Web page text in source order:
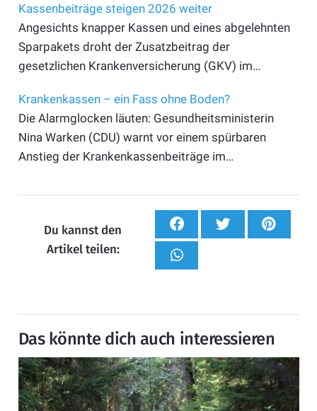
Kassenbeiträge steigen 2026 weiter
Angesichts knapper Kassen und eines abgelehnten
Sparpakets droht der Zusatzbeitrag der
gesetzlichen Krankenversicherung (GKV) im…
Krankenkassen – ein Fass ohne Boden?
Die Alarmglocken läuten: Gesundheitsministerin
Nina Warken (CDU) warnt vor einem spürbaren
Anstieg der Krankenkassenbeiträge im…
Du kannst den
Artikel teilen:
Das könnte dich auch interessieren